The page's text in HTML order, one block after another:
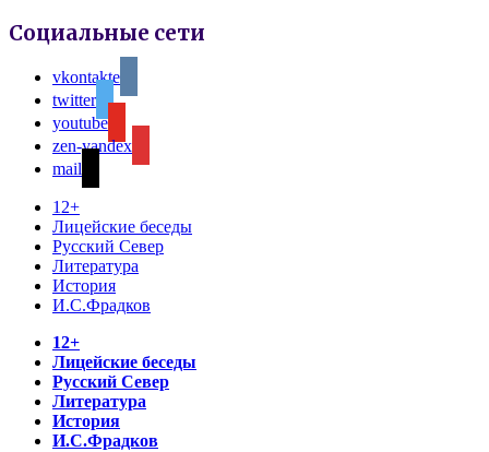
Социальные сети
vkontakte
twitter
youtube
zen-yandex
mail
12+
Лицейские беседы
Русский Север
Литература
История
И.С.Фрадков
12+
Лицейские беседы
Русский Север
Литература
История
И.С.Фрадков